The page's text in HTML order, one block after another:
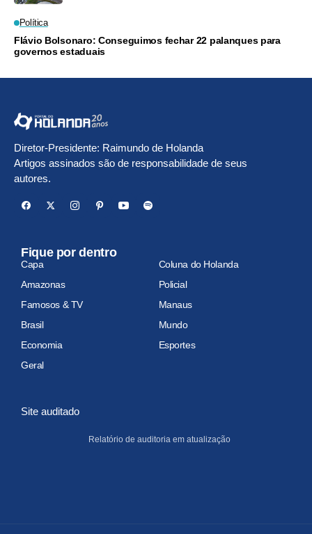
Política
Flávio Bolsonaro: Conseguimos fechar 22 palanques para
governos estaduais
Diretor-Presidente: Raimundo de Holanda
Artigos assinados são de responsabilidade de seus
autores.
Fique por dentro
Capa
Coluna do Holanda
Amazonas
Policial
Famosos & TV
Manaus
Brasil
Mundo
Economia
Esportes
Geral
Site auditado
Relatório de auditoria em atualização